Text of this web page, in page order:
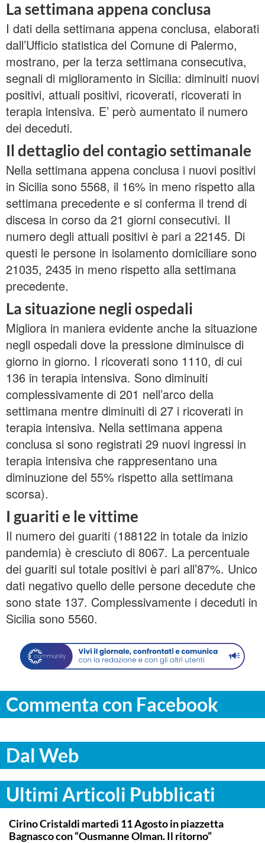
La settimana appena conclusa
I dati della settimana appena conclusa, elaborati
dall’Ufficio statistica del Comune di Palermo,
mostrano, per la terza settimana consecutiva,
segnali di miglioramento in Sicilia: diminuiti nuovi
positivi, attuali positivi, ricoverati, ricoverati in
terapia intensiva. E’ però aumentato il numero
dei deceduti.
Il dettaglio del contagio settimanale
Nella settimana appena conclusa i nuovi positivi
in Sicilia sono 5568, il 16% in meno rispetto alla
settimana precedente e si conferma il trend di
discesa in corso da 21 giorni consecutivi. Il
numero degli attuali positivi è pari a 22145. Di
questi le persone in isolamento domiciliare sono
21035, 2435 in meno rispetto alla settimana
precedente.
La situazione negli ospedali
Migliora in maniera evidente anche la situazione
negli ospedali dove la pressione diminuisce di
giorno in giorno. I ricoverati sono 1110, di cui
136 in terapia intensiva. Sono diminuiti
complessivamente di 201 nell’arco della
settimana mentre diminuiti di 27 i ricoverati in
terapia intensiva. Nella settimana appena
conclusa si sono registrati 29 nuovi ingressi in
terapia intensiva che rappresentano una
diminuzione del 55% rispetto alla settimana
scorsa).
I guariti e le vittime
Il numero dei guariti (188122 in totale da inizio
pandemia) è cresciuto di 8067. La percentuale
dei guariti sul totale positivi è pari all’87%. Unico
dati negativo quello delle persone decedute che
sono state 137. Complessivamente i deceduti in
Sicilia sono 5560.
Commenta con Facebook
Dal Web
Ultimi Articoli Pubblicati
COMMUNITY
Cirino Cristaldi martedì 11 Agosto in piazzetta
Bagnasco con “Ousmanne Olman. Il ritorno”